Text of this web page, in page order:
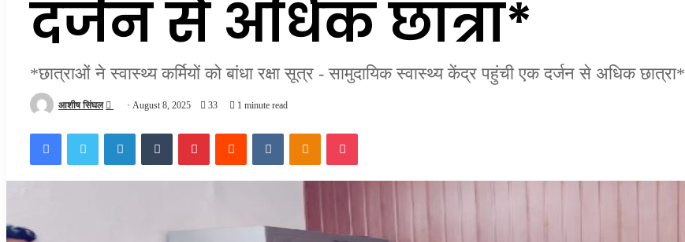
दर्जन से अधिक छात्रा*
*छात्राओं ने स्वास्थ्य कर्मियों को बांधा रक्षा सूत्र - सामुदायिक स्वास्थ्य केंद्र पहुंची एक दर्जन से अधिक छात्रा*
आशीष सिंघल
Send
email
August 8, 2025 33 1 minute read
FacebookTwitter LinkedInTumblr PinterestReddit VKontakteOdnoklassniki
Pocket